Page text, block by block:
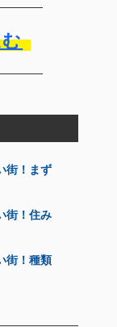
街！まず
街！住み
街！種類